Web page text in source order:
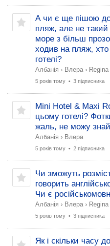
А чи є ще пішою
пляж, але не такий
море з більш
ходив на пляж,
готелі?
Албанія › Влера ›
5 років тому • 3 підписника
Mini Hotel & Maxi
цьому готелі?
жаль, не можу
Албанія › Влера
5 років тому • 2 підписника
Чи зможуть
говорить
Чи є
Албанія › Влера ›
5 років тому • 3 підписника
Як і скільки часу